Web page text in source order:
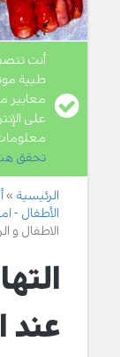
أنت
طبية
معايير
على
تحقق
الرئيسية
الأطفال -
الاطفال و
عند